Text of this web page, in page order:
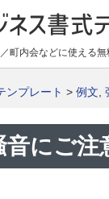
町内会などに使える
ンプレート > 例文
音にご